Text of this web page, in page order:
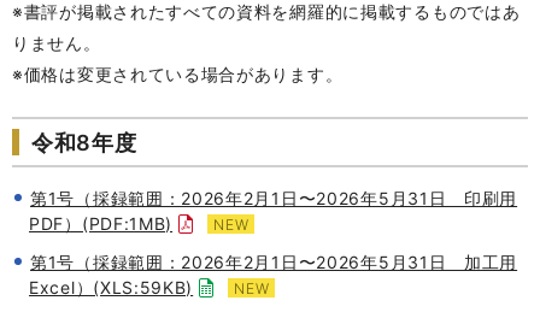
※書評が掲載されたすべての資料を網羅的に掲載するものではあ
りません。
※価格は変更されている場合があります。
令和8年度
第1号（採録範囲：2026年2月1日〜2026年5月31日 印刷用
PDF）(PDF:1MB)
NEW
第1号（採録範囲：2026年2月1日〜2026年5月31日 加工用
Excel）(XLS:59KB)
NEW